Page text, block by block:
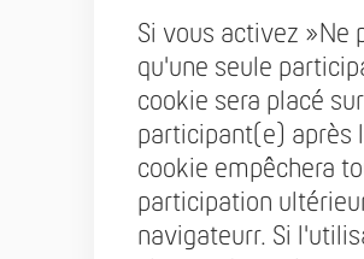
Si vous activez »Ne
qu'une seule
cookie sera placé
participant(e) après
cookie empêchera
participation
navigateurr. Si